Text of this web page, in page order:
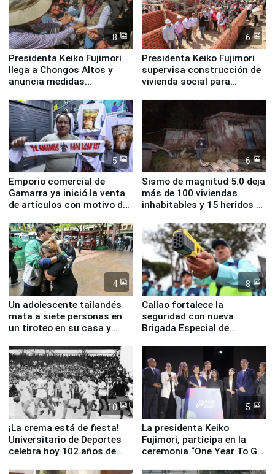
8
Presidenta Keiko Fujimori
llega a Chongos Altos y
anuncia medidas
educación, salud y empleo
6
Presidenta Keiko Fujimori
supervisa construcción de
vivienda social para
5
Emporio comercial de
Gamarra ya inició la venta
de artículos con motivo de
6
Sismo de magnitud 5.0 deja
más de 100 viviendas
inhabitables y 15 heridos en
4
Un adolescente tailandés
mata a siete personas en
un tiroteo en su casa y
8
Callao fortalece la
seguridad con nueva
Brigada Especial de
equipamiento para
Serenazgo
10
¡La crema está de fiesta!
Universitario de Deportes
celebra hoy 102 años de
5
La presidenta Keiko
Fujimori, participa en la
ceremonia “One Year To Go